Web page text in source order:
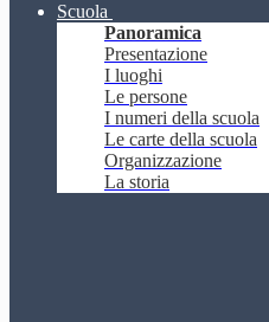
Scuola
Panoramica
Presentazione
I luoghi
Le persone
I numeri della scuola
Le carte della scuola
Organizzazione
La storia